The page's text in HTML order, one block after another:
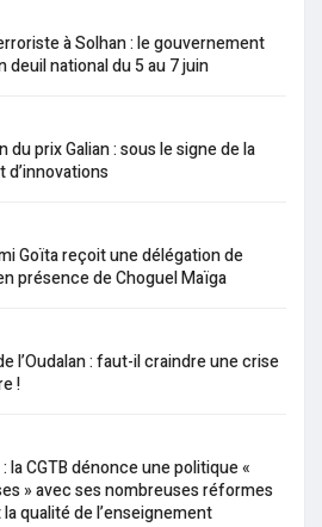
à Solhan : le gouvernement
deuil national du 5 au 7 juin
du prix Galian : sous le signe de la
Goïta reçoit une délégation de
présence de Choguel Maïga
l’Oudalan : faut-il craindre une crise
!
la CGTB dénonce une politique «
» avec ses nombreuses réformes
qualité de l’enseignement